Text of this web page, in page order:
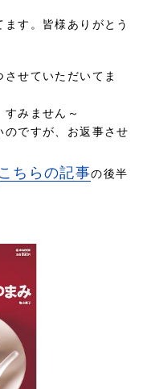
す。皆様ありがとう
せていただいてま
みません～
のですが、お返事させ
こちらの記事の後半